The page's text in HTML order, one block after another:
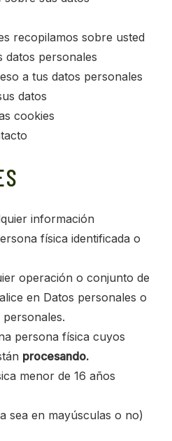
recopilamos sobre usted
datos personales
a tus datos personales
datos
cookies
información
física identificada o
operación o conjunto de
en Datos personales o
persona física cuyos
procesando.
menor de 16 años
sea en mayúsculas o no)